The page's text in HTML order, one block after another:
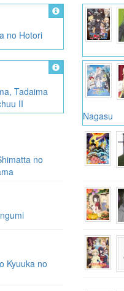
no Hotori
Tadaima
II
Nagasu
no
Kyuuka no